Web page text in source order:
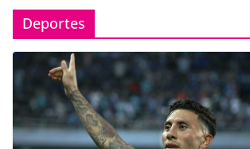
Deportes